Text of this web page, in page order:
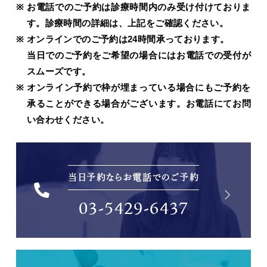
お電話でのご予約は診療時間内のみ受け付けておりま
す。診療時間の詳細は、上記をご確認ください。
オンラインでのご予約は24時間承っております。
当日でのご予約をご希望の場合にはお電話での受付が
スムーズです。
オンライン予約で枠が埋まっている場合にもご予約を
承ることができる場合がございます。お電話にてお問
い合わせください。
当日予約ならお電話でのご予約
03-5429-6437